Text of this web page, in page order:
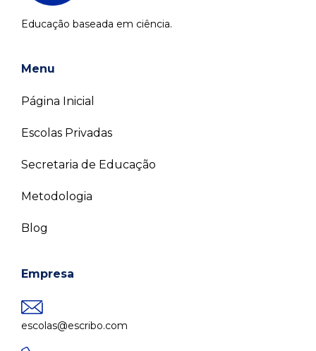
Educação baseada em ciência.
Menu
Página Inicial
Escolas Privadas
Secretaria de Educação
Metodologia
Blog
Empresa
escolas@escribo.com